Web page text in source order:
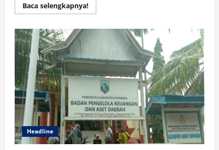
Baca selengkapnya!Read
more
Peresmian
Paparkan
Kesiapan
Pileg
dan
Pilpres
Headline